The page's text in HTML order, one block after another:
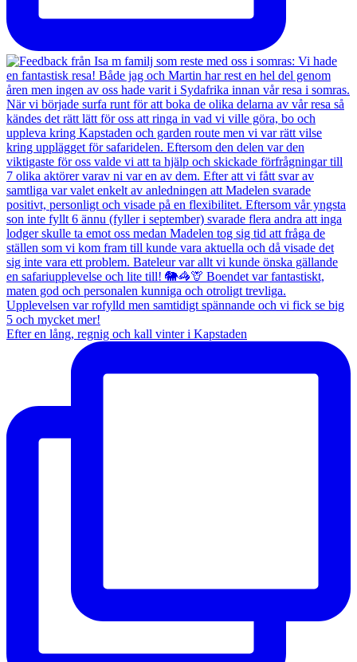
Efter en lång, regnig och kall vinter i Kapstaden